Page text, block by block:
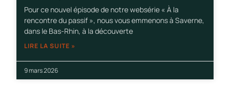
Pour ce nouvel épisode de notre websérie « À la
rencontre du passif », nous vous emmenons à Saverne,
dans le Bas-Rhin, à la découverte
LIRE LA SUITE »
9 mars 2026